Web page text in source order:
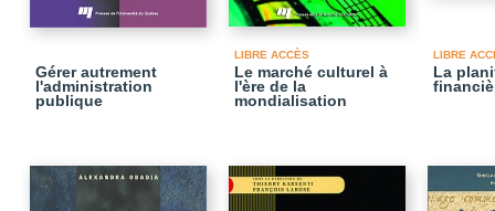
Gérer autrement
l'administration
publique
LIBRE ACCÈS
Le marché culturel à
l'ère de la
mondialisation
LIBRE
La